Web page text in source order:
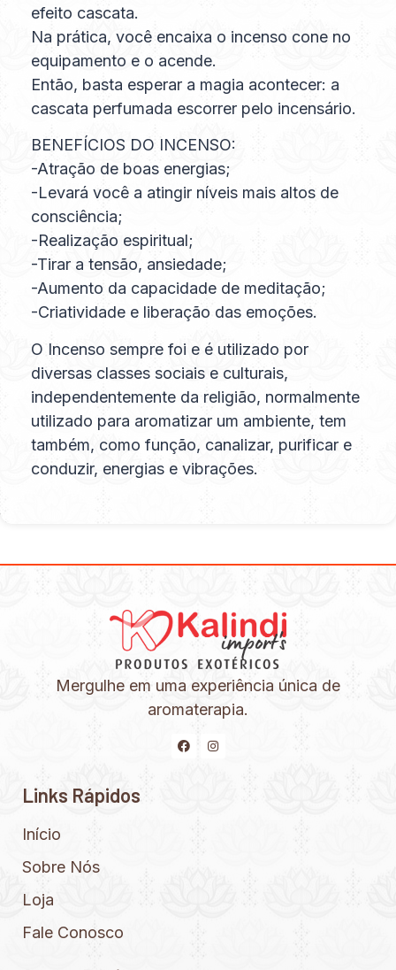
efeito cascata.
Na prática, você encaixa o incenso cone no
equipamento e o acende.
Então, basta esperar a magia acontecer: a
cascata perfumada escorrer pelo incensário.
BENEFÍCIOS DO INCENSO:
-Atração de boas energias;
-Levará você a atingir níveis mais altos de
consciência;
-Realização espiritual;
-Tirar a tensão, ansiedade;
-Aumento da capacidade de meditação;
-Criatividade e liberação das emoções.
O Incenso sempre foi e é utilizado por
diversas classes sociais e culturais,
independentemente da religião, normalmente
utilizado para aromatizar um ambiente, tem
também, como função, canalizar, purificar e
conduzir, energias e vibrações.
Mergulhe em uma experiência única de
aromaterapia.
Links Rápidos
Início
Sobre Nós
Loja
Fale Conosco